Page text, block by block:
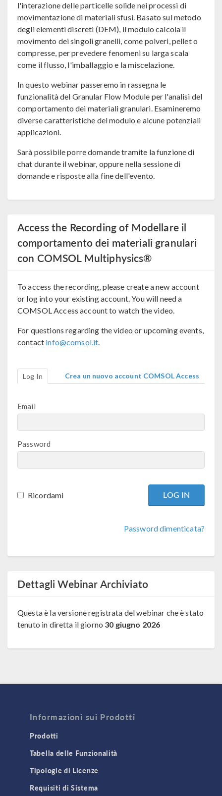
l'interazione delle particelle solide nei processi di
movimentazione di materiali sfusi. Basato sul metodo
degli elementi discreti (DEM), il modulo calcola il
movimento dei singoli granelli, come polveri, pellet o
compresse, per prevedere fenomeni su larga scala
come il flusso, l'imballaggio e la miscelazione.
In questo webinar passeremo in rassegna le
funzionalità del Granular Flow Module per l'analisi del
comportamento dei materiali granulari. Esamineremo
diverse caratteristiche del modulo e alcune potenziali
applicazioni.
Sarà possibile porre domande tramite la funzione di
chat durante il webinar, oppure nella sessione di
domande e risposte alla fine dell'evento.
Access the Recording of Modellare il
comportamento dei materiali granulari
con COMSOL Multiphysics®
To access the recording, please create a new account
or log into your existing account. You will need a
COMSOL Access account to watch the video.
For questions regarding the video or upcoming events,
contact info@comsol.it.
Log In Crea un nuovo account COMSOL Access
Email
Password
Ricordami
Password dimenticata?
Dettagli Webinar Archiviato
Questa è la versione registrata del webinar che è stato
tenuto in diretta il giorno 30 giugno 2026
Informazioni sui Prodotti
Prodotti
Tabella delle Funzionalità
Tipologie di Licenze
Requisiti di Sistema